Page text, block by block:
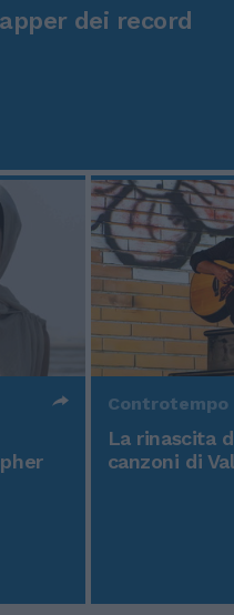
dei record
Controtempo
La rinascita
canzoni di